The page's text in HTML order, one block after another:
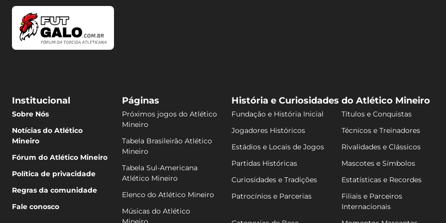
Institucional
Sobre Nós
Notícias do Atlético
Mineiro
Fórum do Atlético Mineiro
Política de privacidade
Regras da comunidade
Fale conosco
Páginas
Próximos jogos do Atlético
Mineiro
Tabela Brasileirão Atlético
Mineiro
Tabela Sul-Americana
Atlético Mineiro
Elenco do Atlético Mineiro
Músicas do Atlético
História e Curiosidades do Atlético Mineiro
Fundação e História Inicial
Títulos e Conquistas
Jogadores Históricos
Técnicos e Treinadores
Estádios e Locais de Jogos
Rivalidades e Clássicos
Partidas Históricas
Mascotes e Símbolos
Curiosidades e Tradições
Estatísticas e Recordes
Patrocínios e Parcerias
Filiais e Parceiros
Internacionais